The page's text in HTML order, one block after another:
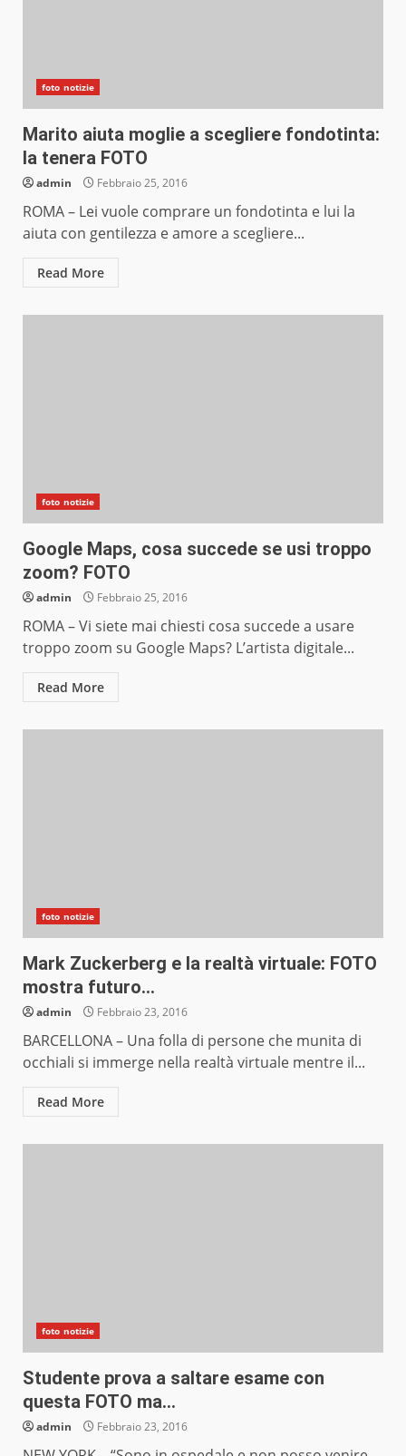
foto notizie
Marito aiuta moglie a scegliere fondotinta:
la tenera FOTO
admin Febbraio 25, 2016
ROMA – Lei vuole comprare un fondotinta e lui la
aiuta con gentilezza e amore a scegliere...
Read More
foto notizie
Google Maps, cosa succede se usi troppo
zoom? FOTO
admin Febbraio 25, 2016
ROMA – Vi siete mai chiesti cosa succede a usare
troppo zoom su Google Maps? L’artista digitale...
Read More
foto notizie
Mark Zuckerberg e la realtà virtuale: FOTO
mostra futuro…
admin Febbraio 23, 2016
BARCELLONA – Una folla di persone che munita di
occhiali si immerge nella realtà virtuale mentre il...
Read More
foto notizie
Studente prova a saltare esame con
questa FOTO ma…
admin Febbraio 23, 2016